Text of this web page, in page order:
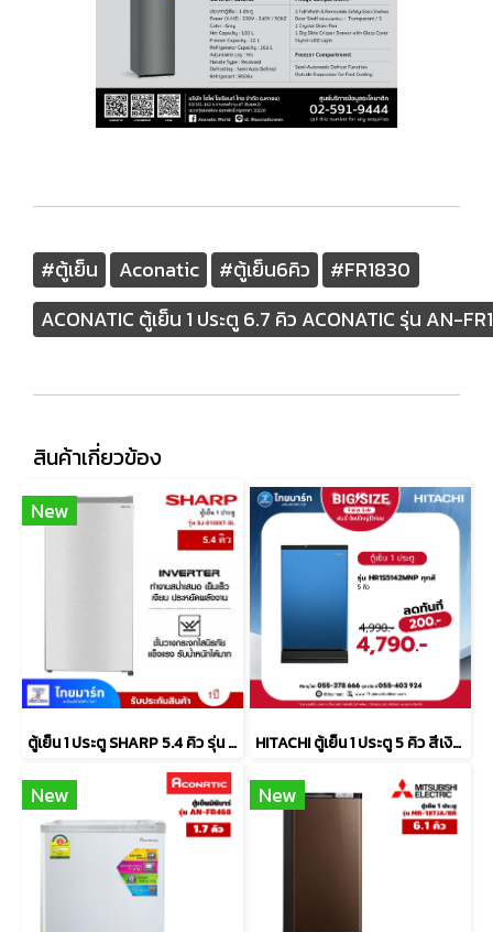
#ตู้เย็น Aconatic #ตู้เย็น6คิว
#FR1830
ACONATIC ตู้เย็น 1 ประตู 6.7 คิว ACONATIC รุ่น AN-
สินค้าเกี่ยวข้อง
New
ตู้เย็น 1 ประตู SHARP 5.4 คิว รุ่น SJ-S150XT-DK HITACHI ตู้เย็น 1 ประตู 5 คิว สีเงิน รุ่น HR1S5142MN-PSV
New New